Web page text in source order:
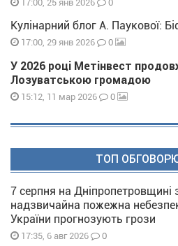
17:00, 25 янв 2026
Кулінарний блог А. Паукової:
17:00, 29 янв 2026 0
У 2026 році Метінвест
Лозуватською громадою
15:12, 11 мар 2026 0
ТОП
7 серпня на Дніпропетровщині
надзвичайна пожежна
України прогнозують грози
17:35, 6 авг 2026 0